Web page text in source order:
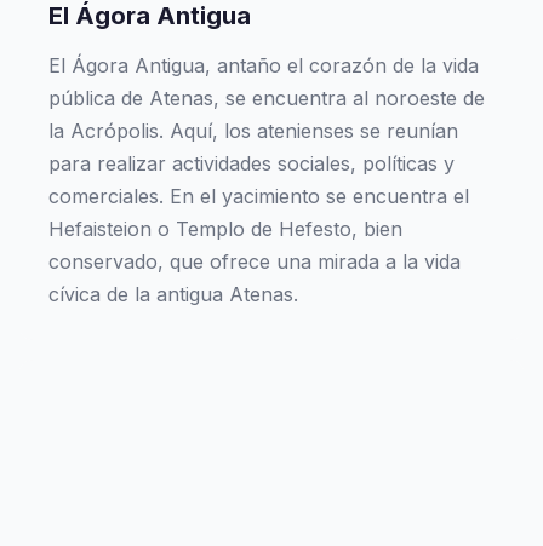
El Ágora Antigua
El Ágora Antigua, antaño el corazón de la vida
pública de Atenas, se encuentra al noroeste de
la Acrópolis. Aquí, los atenienses se reunían
para realizar actividades sociales, políticas y
comerciales. En el yacimiento se encuentra el
Hefaisteion o Templo de Hefesto, bien
conservado, que ofrece una mirada a la vida
cívica de la antigua Atenas.